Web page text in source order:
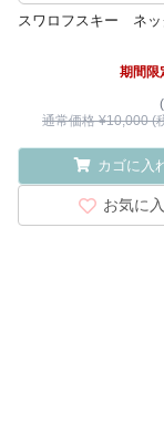
スワロフスキー ネッ
期間限
通常価格 ¥10,000 (
カゴに入
お気に